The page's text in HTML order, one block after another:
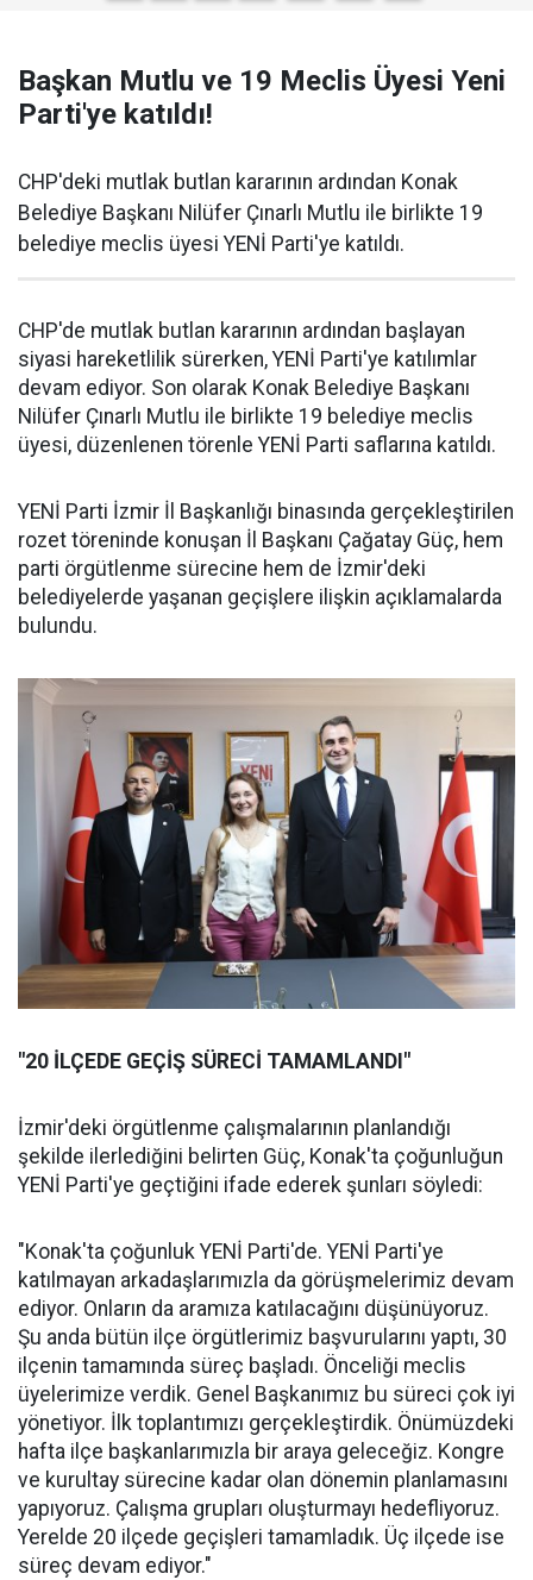
Başkan Mutlu ve 19 Meclis Üyesi Yeni
Parti'ye katıldı!
CHP'deki mutlak butlan kararının ardından Konak
Belediye Başkanı Nilüfer Çınarlı Mutlu ile birlikte 19
belediye meclis üyesi YENİ Parti'ye katıldı.
CHP'de mutlak butlan kararının ardından başlayan
siyasi hareketlilik sürerken, YENİ Parti'ye katılımlar
devam ediyor. Son olarak Konak Belediye Başkanı
Nilüfer Çınarlı Mutlu ile birlikte 19 belediye meclis
üyesi, düzenlenen törenle YENİ Parti saflarına katıldı.
YENİ Parti İzmir İl Başkanlığı binasında gerçekleştirilen
rozet töreninde konuşan İl Başkanı Çağatay Güç, hem
parti örgütlenme sürecine hem de İzmir'deki
belediyelerde yaşanan geçişlere ilişkin açıklamalarda
bulundu.
"20 İLÇEDE GEÇİŞ SÜRECİ TAMAMLANDI"
İzmir'deki örgütlenme çalışmalarının planlandığı
şekilde ilerlediğini belirten Güç, Konak'ta çoğunluğun
YENİ Parti'ye geçtiğini ifade ederek şunları söyledi:
"Konak'ta çoğunluk YENİ Parti'de. YENİ Parti'ye
katılmayan arkadaşlarımızla da görüşmelerimiz devam
ediyor. Onların da aramıza katılacağını düşünüyoruz.
Şu anda bütün ilçe örgütlerimiz başvurularını yaptı, 30
ilçenin tamamında süreç başladı. Önceliği meclis
üyelerimize verdik. Genel Başkanımız bu süreci çok iyi
yönetiyor. İlk toplantımızı gerçekleştirdik. Önümüzdeki
hafta ilçe başkanlarımızla bir araya geleceğiz. Kongre
ve kurultay sürecine kadar olan dönemin planlamasını
yapıyoruz. Çalışma grupları oluşturmayı hedefliyoruz.
Yerelde 20 ilçede geçişleri tamamladık. Üç ilçede ise
süreç devam ediyor."